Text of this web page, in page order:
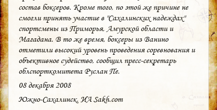
состав боксеров. Кроме того, по этой же причине не
смогли принять участие в "Сахалинских надеждах"
спортсмены из Приморья, Амурской области и
Магадана. В то же время, боксеры из Ванино
отметили высокий уровень проведения соревнования и
объективное судейство, сообщил пресс-секретарь
облспорткомитета Руслан Пе.
08 декабря 2008
Южно-Сахалинск, ИА Sakh.com